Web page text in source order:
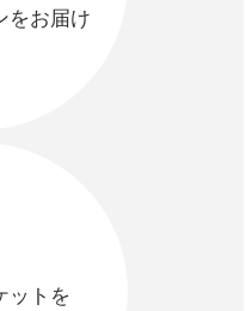
をお届け
ットを